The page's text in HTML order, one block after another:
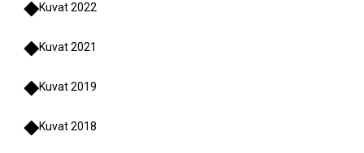
Kuvat 2022
Kuvat 2021
Kuvat 2019
Kuvat 2018